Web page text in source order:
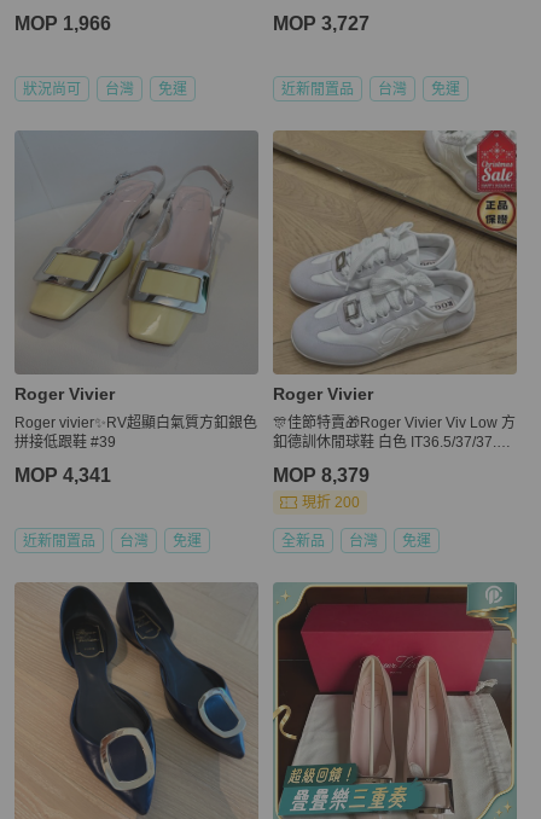
MOP 1,966
狀況尚可 台灣 免運
MOP 3,727
近新閒置品 台灣 免運
Roger Vivier
Roger vivier✨RV超顯白氣質方釦銀色
拼接低跟鞋 #39
MOP 4,341
近新閒置品 台灣 免運
Roger Vivier
🎊佳節特賣🎁Roger Vivier Viv Low 方
釦德訓休閒球鞋 白色 IT36.5/37/37.5/
MOP 8,379
現折 200
全新品 台灣 免運